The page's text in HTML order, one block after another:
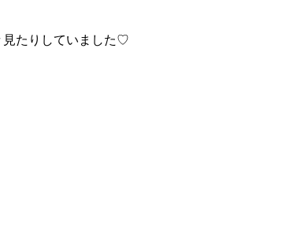
見たりしていました♡